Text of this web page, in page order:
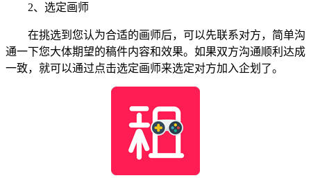
2、选定画师
在挑选到您认为合适的画师后，可以先联系对方，简单沟
通一下您大体期望的稿件内容和效果。如果双方沟通顺利达成
一致，就可以通过点击选定画师来选定对方加入企划了。